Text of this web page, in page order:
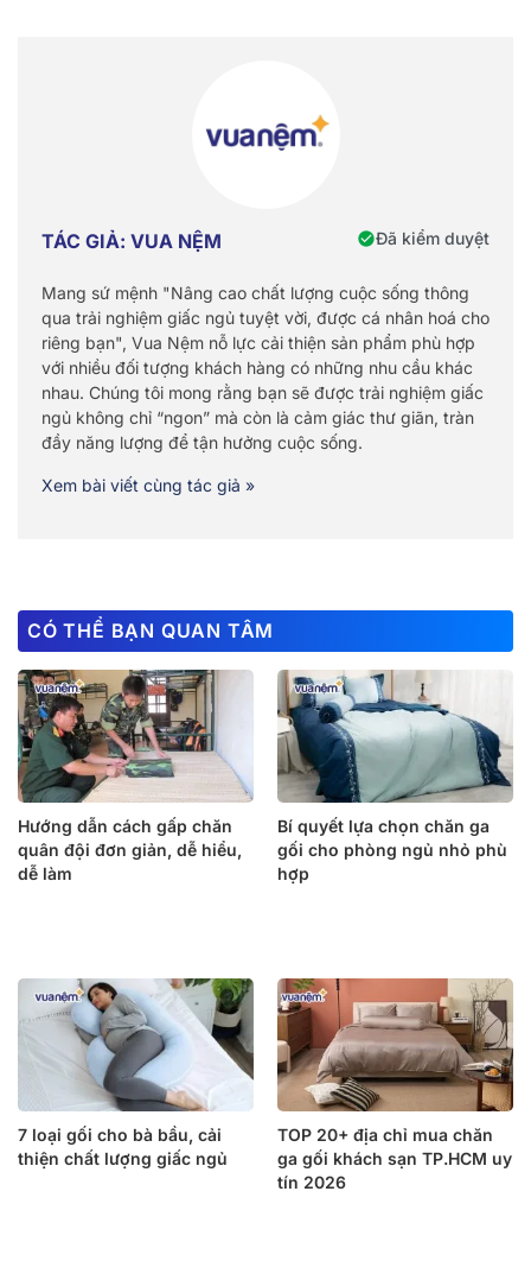
TÁC GIẢ: VUA NỆM Đã kiểm duyệt
Mang sứ mệnh "Nâng cao chất lượng cuộc sống thông
qua trải nghiệm giấc ngủ tuyệt vời, được cá nhân hoá cho
riêng bạn", Vua Nệm nỗ lực cải thiện sản phẩm phù hợp
với nhiều đối tượng khách hàng có những nhu cầu khác
nhau. Chúng tôi mong rằng bạn sẽ được trải nghiệm giấc
ngủ không chỉ “ngon” mà còn là cảm giác thư giãn, tràn
đầy năng lượng để tận hưởng cuộc sống.
Xem bài viết cùng tác giả »
CÓ THỂ BẠN QUAN TÂM
Hướng dẫn cách gấp chăn
quân đội đơn giản, dễ hiểu,
dễ làm
Bí quyết lựa chọn chăn ga
gối cho phòng ngủ nhỏ phù
hợp
7 loại gối cho bà bầu, cải
thiện chất lượng giấc ngủ
TOP 20+ địa chỉ mua chăn
ga gối khách sạn TP.HCM uy
tín 2026